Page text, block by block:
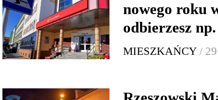
nowego roku
odbierzesz
MIESZKAŃCY /